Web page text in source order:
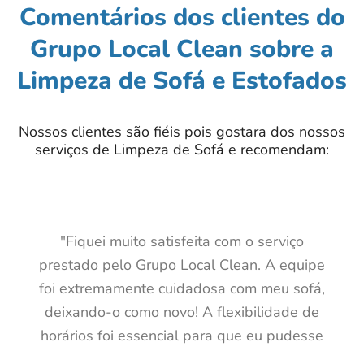
Comentários dos clientes do
Grupo Local Clean sobre a
Limpeza de Sofá e Estofados
Nossos clientes são fiéis pois gostara dos nossos
serviços de Limpeza de Sofá e recomendam:
"Fiquei muito satisfeita com o serviço
prestado pelo Grupo Local Clean. A equipe
foi extremamente cuidadosa com meu sofá,
deixando-o como novo! A flexibilidade de
horários foi essencial para que eu pudesse